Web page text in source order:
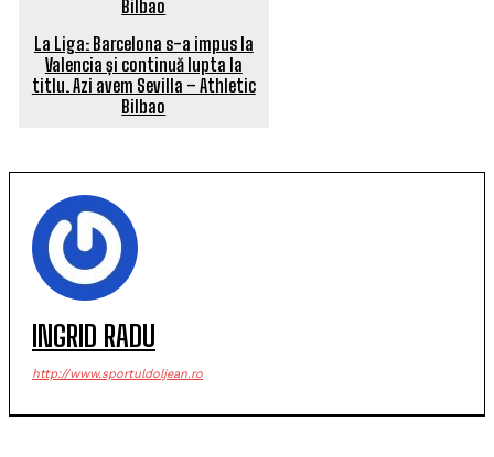
La Liga: Barcelona s-a impus la
Valencia și continuă lupta la
titlu. Azi avem Sevilla – Athletic
Bilbao
INGRID RADU
http://www.sportuldoljean.ro